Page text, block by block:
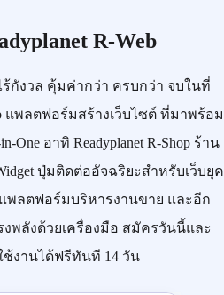
R-Web
ร้กังวล คุ้มค่ากว่า ครบกว่า จบในที่
แพลตฟอร์มสร้างเว็บไซต์ ที่มาพร้อม
Oneอาทิ Readyplanet R-Shopร้าน
ปุ่มติดต่ออัจฉริยะสำหรับเว็บยุค
พลตฟอร์มบริหารงานขาย และอีก
พลังด้วยเครื่องมือ สมัครวันนี้และ
ช้งานได้ฟรีทันที 14 วัน